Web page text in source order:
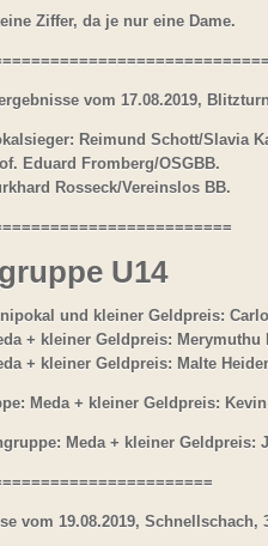
Ziffer, da je nur eine Dame.
vom 17.08.2019,
Reimund Schott/Slavia
Eduard Fromberg/OSGBB.
Rosseck/Vereinslos BB.
U14
und kleiner Geldpreis:
+ kleiner Geldpreis: Merymuthu
+ kleiner Geldpreis: Malte
Meda + kleiner Geldpreis:
Meda + kleiner Geldpreis:
vom 19.08.2019, Schnellschach,